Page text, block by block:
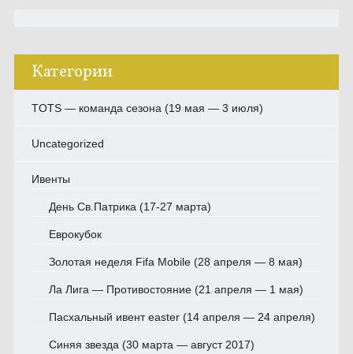
Категории
TOTS — команда сезона (19 мая — 3 июля)
Uncategorized
Ивенты
День Св.Патрика (17-27 марта)
Еврокубок
Золотая неделя Fifa Mobile (28 апреля — 8 мая)
Ла Лига — Противостояние (21 апреля — 1 мая)
Пасхальный ивент easter (14 апреля — 24 апреля)
Синяя звезда (30 марта — август 2017)